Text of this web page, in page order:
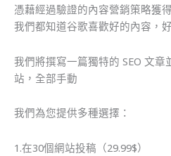
憑藉經過驗證的內容營銷策略獲
我們都知道谷歌喜歡好的內容，
我們將撰寫一篇獨特的 SEO 文
站，全部手動
我們為您提供多種選擇：
1.在30個網站投稿（29.99$）